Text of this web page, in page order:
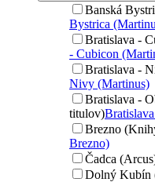
Banská
Bystrica
Bratislava -
- Cubicon
Bratislava -
Nivy (Martinus)
Bratislava -
titulov)
Brezno
Brezno)
Čadca
Dolný Kubín